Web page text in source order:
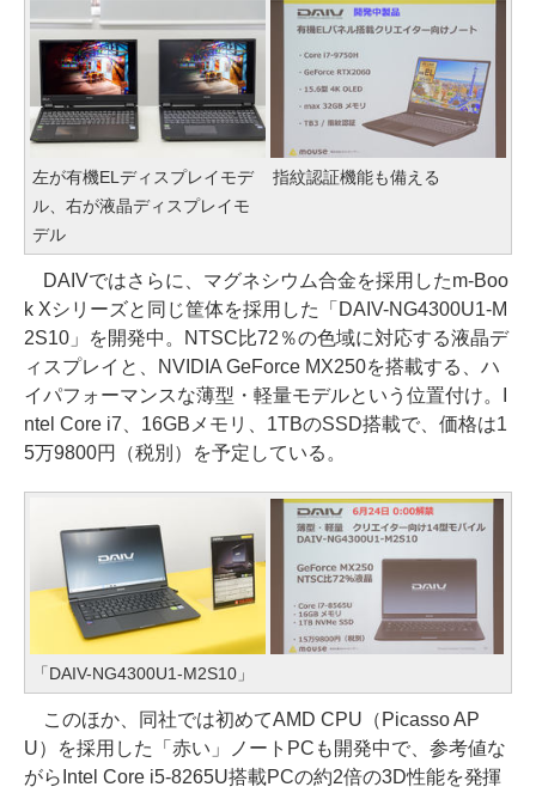
左が有機ELディスプレイモデ
ル、右が液晶ディスプレイモ
デル
指紋認証機能も備える
DAIVではさらに、マグネシウム合金を採用したm-Boo
k Xシリーズと同じ筐体を採用した「DAIV-NG4300U1-M
2S10」を開発中。NTSC比72％の色域に対応する液晶デ
ィスプレイと、NVIDIA GeForce MX250を搭載する、ハ
イパフォーマンスな薄型・軽量モデルという位置付け。I
ntel Core i7、16GBメモリ、1TBのSSD搭載で、価格は1
5万9800円（税別）を予定している。
「DAIV-NG4300U1-M2S10」
このほか、同社では初めてAMD CPU（Picasso AP
U）を採用した「赤い」ノートPCも開発中で、参考値な
がらIntel Core i5-8265U搭載PCの約2倍の3D性能を発揮